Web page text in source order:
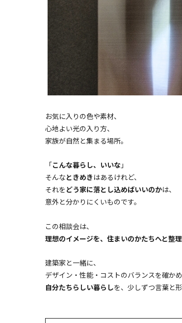
お気に入りの色や素材、
心地よい光の入り方、
家族が自然と集まる場所。
「こんな暮らし、いいな 」
そんなときめき はあるけれど、
それをどう家に落とし込めばいいのかは、
意外と分かりにくいものです。
この相談会は、
理想のイメージを、住まいのかたちへと整理
建築家と一緒に、
デザイン・性能・コストのバランスを確かめ
自分たちらしい暮らしを、少しずつ言葉と